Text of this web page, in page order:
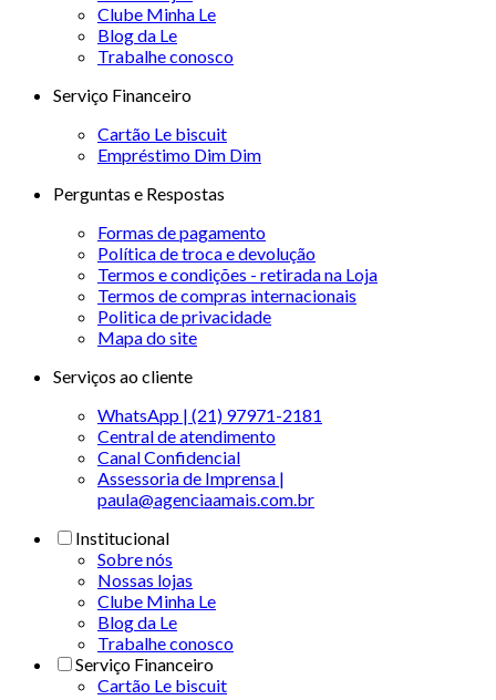
Clube Minha Le
Blog da Le
Trabalhe conosco
Serviço Financeiro
Cartão Le biscuit
Empréstimo Dim Dim
Perguntas e Respostas
Formas de pagamento
Política de troca e devolução
Termos e condições - retirada na Loja
Termos de compras internacionais
Politica de privacidade
Mapa do site
Serviços ao cliente
WhatsApp | (21) 97971-2181
Central de atendimento
Canal Confidencial
Assessoria de Imprensa |
paula@agenciaamais.com.br
Institucional
Sobre nós
Nossas lojas
Clube Minha Le
Blog da Le
Trabalhe conosco
Serviço Financeiro
Cartão Le biscuit